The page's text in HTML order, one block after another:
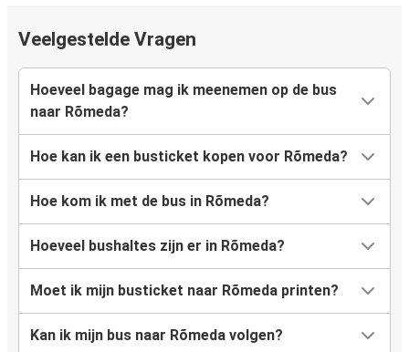
Veelgestelde Vragen
Hoeveel bagage mag ik meenemen op de bus
naar Rõmeda?
Hoe kan ik een busticket kopen voor Rõmeda?
Hoe kom ik met de bus in Rõmeda?
Hoeveel bushaltes zijn er in Rõmeda?
Moet ik mijn busticket naar Rõmeda printen?
Kan ik mijn bus naar Rõmeda volgen?